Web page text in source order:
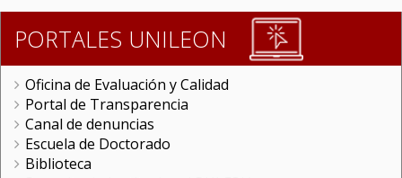
PORTALES UNILEON
Oficina de Evaluación y Calidad
Portal de Transparencia
Canal de denuncias
Escuela de Doctorado
Biblioteca